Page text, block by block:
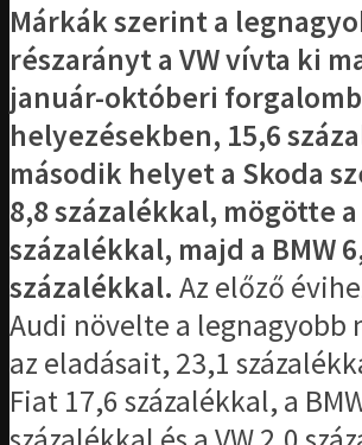
Márkák szerint a
részarányt a VW vívta ki
január-októberi
helyezésekben, 15,6
második helyet a Skoda
8,8 százalékkal, mögötte a
százalékkal, majd a BMW
százalékkal. Az előző
Audi növelte a legnagyobb
az eladásait, 23,1
Fiat 17,6 százalékkal, a